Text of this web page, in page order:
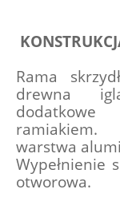
Rama
drewna
dodatkowe
ramiakiem.
warstwa
Wypełnienie
otworowa.